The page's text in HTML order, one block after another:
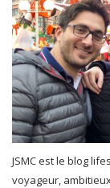
JSMC est le blog
voyageur,